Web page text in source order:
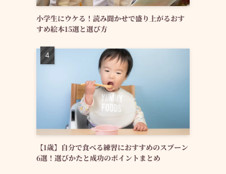
小学生にウケる！読み聞かせで盛り上がるおす
すめ絵本15選と選び方
【1歳】自分で食べる練習におすすめのスプーン
6選！選びかたと成功のポイントまとめ